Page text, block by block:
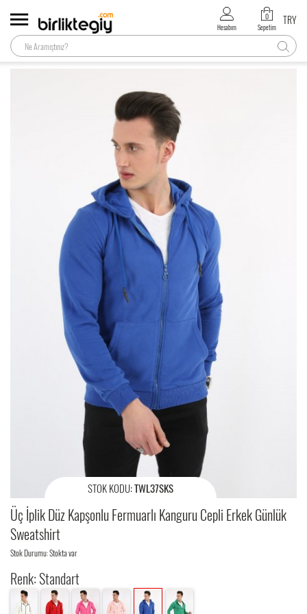
Hesabım
0
Sepetim
TRY
STOK KODU:TWL37SKS
Üç İplik Düz Kapşonlu Fermuarlı Kanguru Cepli Erkek Günlük
Sweatshirt
Stok Durumu: Stokta var
Renk: Standart